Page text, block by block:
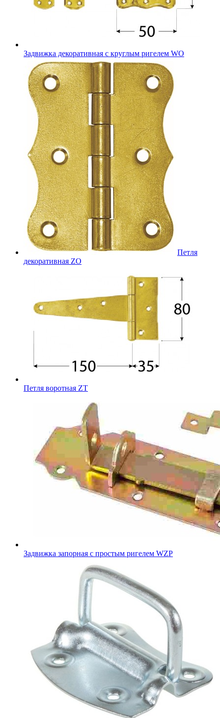
Задвижка декоративная с круглым ригелем WO
Петля
декоративная ZO
Петля воротная ZT
Задвижка запорная с простым ригелем WZP